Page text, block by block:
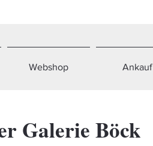
Webshop Ankauf
Galerie Böck